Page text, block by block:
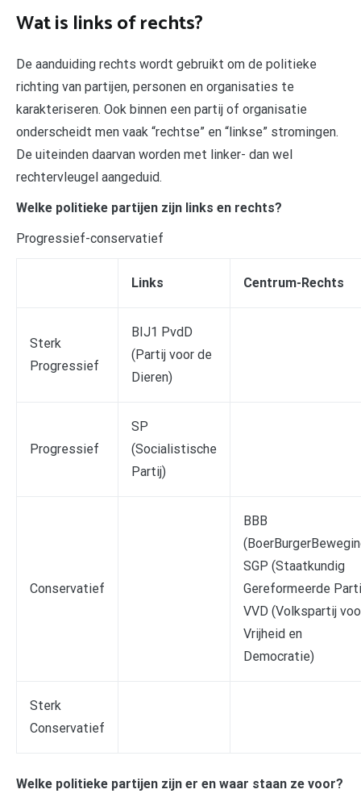
Wat is links of rechts?
De aanduiding rechts wordt gebruikt om de politieke
richting van partijen, personen en organisaties te
karakteriseren. Ook binnen een partij of organisatie
onderscheidt men vaak “rechtse” en “linkse” stromingen.
De uiteinden daarvan worden met linker- dan wel
rechtervleugel aangeduid.
Welke politieke partijen zijn links en rechts?
Progressief-conservatief
Links Centrum-Rechts
Sterk
Progressief
BIJ1 PvdD
(Partij voor de
Dieren)
Progressief
SP
(Socialistische
Partij)
Conservatief
BBB
SGP (Staatkundig
Gereformeerde
VVD (Volkspartij
Vrijheid en
Democratie)
Sterk
Conservatief
Welke politieke partijen zijn er en waar staan ze voor?